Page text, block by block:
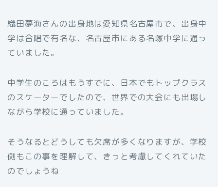
織田夢海さんの出身地は愛知県名古屋市で、出身中
学は合唱で有名な、名古屋市にある名塚中学に通っ
ていました。
中学生のころはもうすでに、日本でもトップクラス
のスケーターでしたので、世界での大会にも出場し
ながら学校に通っていました。
そうなるとどうしても欠席が多くなりますが、学校
側もこの事を理解して、きっと考慮してくれていた
のでしょうね